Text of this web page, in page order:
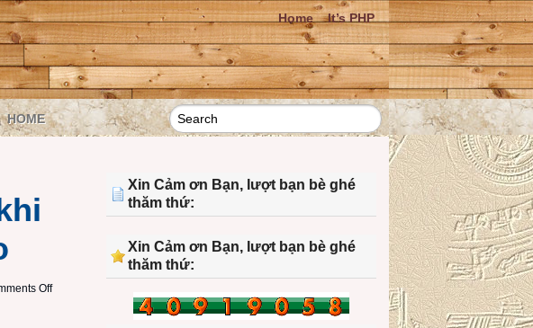
Home It’s PHP
HOME
Offon
Xin Cảm ơn Bạn, lượt bạn bè ghé
thăm thứ:
Xin Cảm ơn Bạn, lượt bạn bè ghé
thăm thứ: